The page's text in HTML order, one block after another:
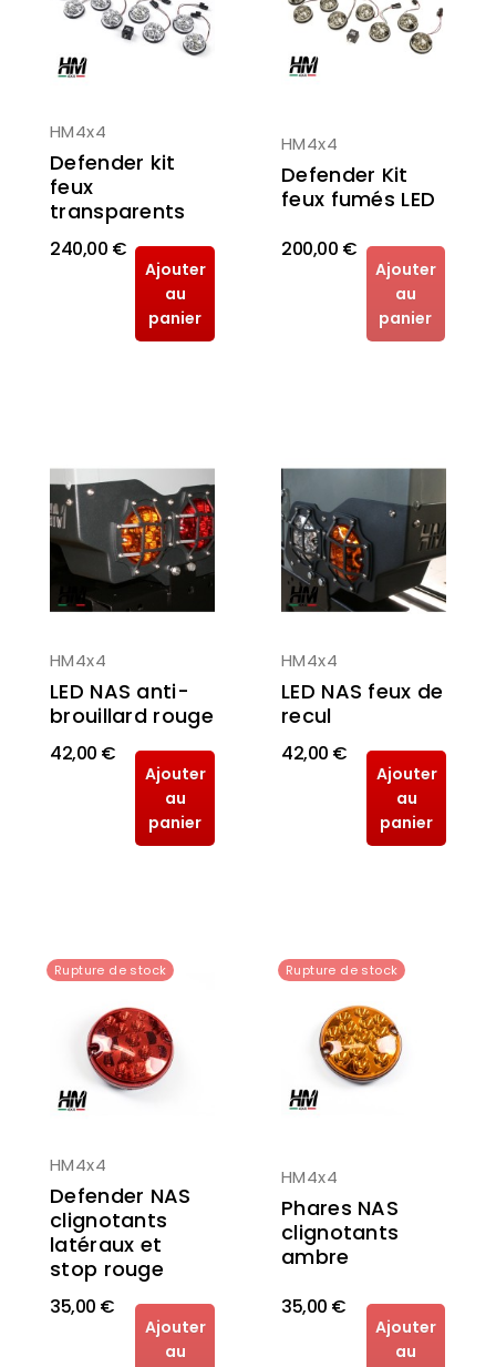
HM4x4
Defender kit
feux
transparents
240,00 €
Ajouter
au
panier
HM4x4
Defender Kit
feux fumés LED
200,00 €
Ajouter
au
panier
HM4x4
LED NAS anti-
brouillard rouge
42,00 €
Ajouter
au
panier
HM4x4
LED NAS feux de
recul
42,00 €
Ajouter
au
panier
Rupture de stock
HM4x4
Defender NAS
clignotants
latéraux et
stop rouge
35,00 €
Ajouter
au
Rupture de stock
HM4x4
Phares NAS
clignotants
ambre
35,00 €
Ajouter
au